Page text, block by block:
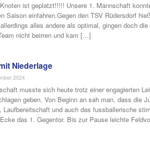
ist geplatzt!!!!! Unsere 1. Mannschaft
Saison einfahren.Gegen den TSV Rüdersdorf
alles andere als optimal, gingen doch
nicht beirren und kam […]
Niederlage
2024
musste sich heute trotz einer engagierten
geben. Von Beginn an sah man, dass die
Laufbereitschaft und auch das fussballerische
das 1. Gegentor. Bis zur Pause leichte